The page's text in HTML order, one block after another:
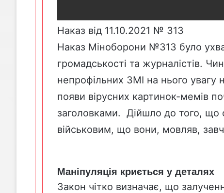
Наказ від 11.10.2021 № 313
Наказ Міноборони №313 було
громадськості та журналістів.
непрофільних ЗМІ на нього увагу
появи вірусних картинок-мемів
заголовками. Дійшло до того, що
військовим, що вони, мовляв,
Маніпуляція криється у деталях
Закон чітко визначає, що